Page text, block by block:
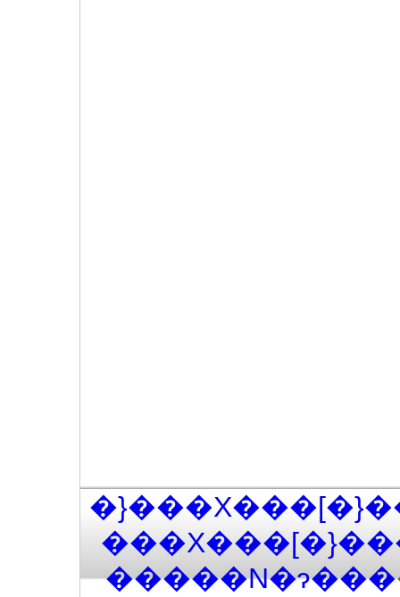
�����N�ɂ���